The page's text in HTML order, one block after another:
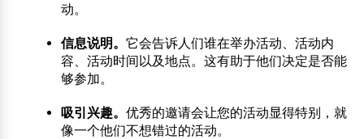
动。
信息说明。 它会告诉人们谁在举办活动、活动内
容、活动时间以及地点。这有助于他们决定是否能
够参加。
吸引兴趣。 优秀的邀请会让您的活动显得特别，就
像一个他们不想错过的活动。